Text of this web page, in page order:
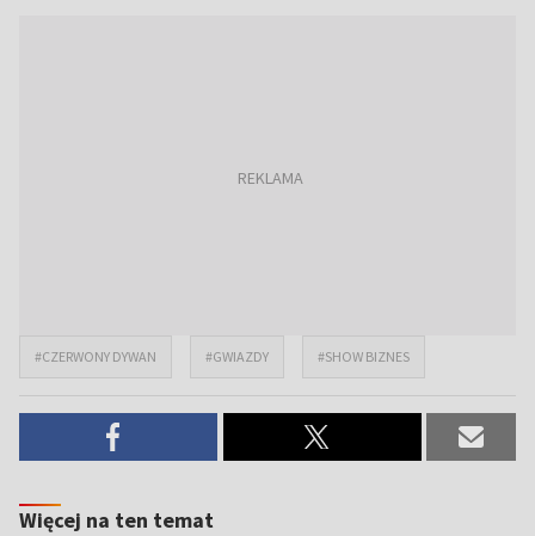
#CZERWONY DYWAN #GWIAZDY #SHOW BIZNES
Więcej na ten temat